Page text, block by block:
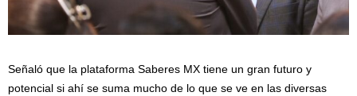
Señaló que la plataforma Saberes MX tiene un gran futuro y
potencial si ahí se suma mucho de lo que se ve en las diversas